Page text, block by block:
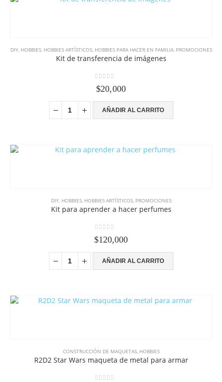
DIY, HOBBIES, HOBBIES ARTÍSTICOS, HOBBIES PARA HACER EN FAMILIA, PROMOCIONES
Kit de transferencia de imágenes
0out of 5
$20,000
AÑADIR AL CARRITO
DIY, HOBBIES, HOBBIES ARTÍSTICOS, PROMOCIONES
Kit para aprender a hacer perfumes
0
$120,000
AÑADIR AL CARRITO
CONSTRUCCIÓN DE MAQUETAS, HOBBIES
R2D2 Star Wars maqueta de metal para armar